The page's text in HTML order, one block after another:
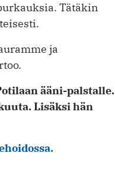
Tätäkin
ja
ääni-palstalle.
Lisäksi hän